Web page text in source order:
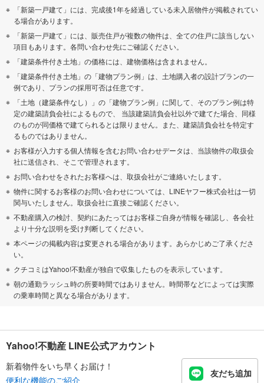
「新築一戸建て」には、完成後1年を経過している未入居物件が掲載されてい
る場合があります。
「新築一戸建て」には、販売住戸が複数の物件は、全ての住戸に該当しない
項目もあります。各問い合わせ先にご確認ください。
「建築条件付き土地」の価格には、建物価格は含まれません。
「建築条件付き土地」の「建物プラン例」は、土地購入者の設計プランの一
例であり、プランの採用可否は任意です。
「土地（建築条件なし）」の「建物プラン例」に関して、そのプラン例は特
定の建築請負会社によるもので、 当該建築請負会社以外で建てた場合、同様
のものが同価格で建てられるとは限りません。また、建築請負会社を特定す
るものではありません。
お客様が入力する個人情報を含むお問い合わせデータは、当該物件の取扱会
社に送信され、そこで管理されます。
お問い合わせをされたお客様へは、取扱会社がご連絡いたします。
物件に関するお客様のお問い合わせについては、LINEヤフー株式会社は一切
関与いたしません。取扱会社に直接ご確認ください。
不動産購入の検討、契約にあたってはお客様ご自身が情報を確認し、各会社
より十分な説明を受け判断してください。
本ページの掲載内容は変更される場合があります。あらかじめご了承くださ
い。
クチコミはYahoo!不動産が独自で収集したものを表示しています。
朝の通勤ラッシュ時の所要時間ではありません。時間帯などによっては実際
の乗車時間と異なる場合があります。
Yahoo!不動産 LINE公式アカウント
新着物件をいち早くお届け！
便利な機能のご紹介
友だち追加